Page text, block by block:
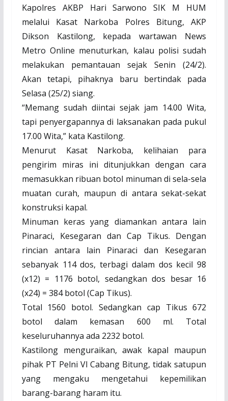
Kapolres AKBP Hari Sarwono SIK M HUM
melalui Kasat Narkoba Polres Bitung, AKP
Dikson Kastilong, kepada wartawan News
Metro Online menuturkan, kalau polisi sudah
melakukan pemantauan sejak Senin (24/2).
Akan tetapi, pihaknya baru bertindak pada
Selasa (25/2) siang.
“Memang sudah diintai sejak jam 14.00 Wita,
tapi penyergapannya di laksanakan pada pukul
17.00 Wita,” kata Kastilong.
Menurut Kasat Narkoba, kelihaian para
pengirim miras ini ditunjukkan dengan cara
memasukkan ribuan botol minuman di sela-sela
muatan curah, maupun di antara sekat-sekat
konstruksi kapal.
Minuman keras yang diamankan antara lain
Pinaraci, Kesegaran dan Cap Tikus. Dengan
rincian antara lain Pinaraci dan Kesegaran
sebanyak 114 dos, terbagi dalam dos kecil 98
(x12) = 1176 botol, sedangkan dos besar 16
(x24) = 384 botol (Cap Tikus).
Total 1560 botol. Sedangkan cap Tikus 672
botol dalam kemasan 600 ml. Total
keseluruhannya ada 2232 botol.
Kastilong menguraikan, awak kapal maupun
pihak PT Pelni VI Cabang Bitung, tidak satupun
yang mengaku mengetahui kepemilikan
barang-barang haram itu.